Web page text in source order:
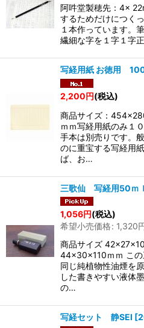
阿吽堂製穂先：4×
するためだけにつく
１本作っています。
繊細な字を１字１字
写経用紙 お徳用
2,200円(税込)
商品サイズ：
ｍｍ写経用紙のみ１
手本は別売りです。
のに重宝する写経用
ば、お…
三歌仙 写経用50ｍｌ
1,056円(税込)
希望小売価格: 1,320
商品サイズ
44×30×110ｍｍ この
同じ純植物性油煙を
した書きやすい液体
の…
写経セット 静SEI [